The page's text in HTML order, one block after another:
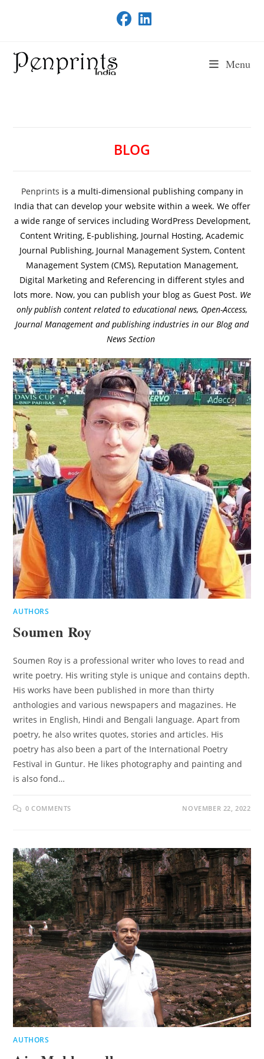
Menu
BLOG
Penprints is a multi-dimensional publishing company in
India that can develop your website within a week. We offer
a wide range of services including WordPress Development,
Content Writing, E-publishing, Journal Hosting, Academic
Journal Publishing, Journal Management System, Content
Management System (CMS), Reputation Management,
Digital Marketing and Referencing in different styles and
lots more. Now, you can publish your blog as Guest Post. We
only publish content related to educational news, Open-Access,
Journal Management and publishing industries in our Blog and
News Section
AUTHORS
Soumen Roy
Soumen Roy is a professional writer who loves to read and
write poetry. His writing style is unique and contains depth.
His works have been published in more than thirty
anthologies and various newspapers and magazines. He
writes in English, Hindi and Bengali language. Apart from
poetry, he also writes quotes, stories and articles. His
poetry has also been a part of the International Poetry
Festival in Guntur. He likes photography and painting and
is also fond…
0 COMMENTS NOVEMBER 22, 2022
AUTHORS